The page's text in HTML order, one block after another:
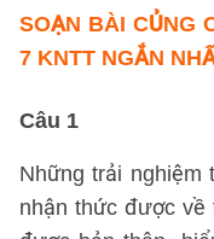
SOẠN BÀI CỦNG
7 KNTT NGẮN
Câu 1
Những trải nghiệm
nhận thức được về